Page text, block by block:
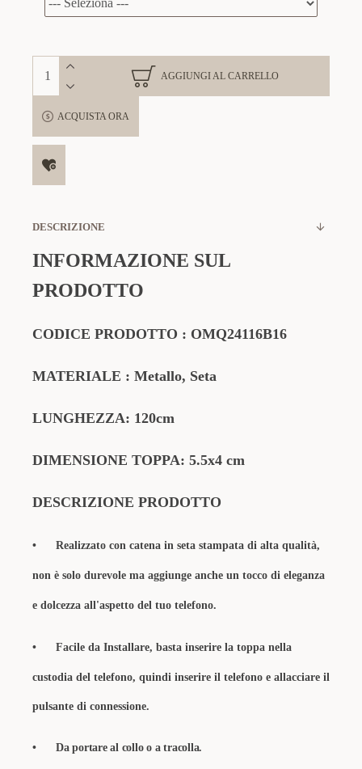
AGGIUNGI AL CARRELLO
ACQUISTA ORA
DESCRIZIONE
INFORMAZIONE SUL
PRODOTTO
CODICE PRODOTTO : OMQ24116B16
MATERIALE : Metallo, Seta
LUNGHEZZA: 120cm
DIMENSIONE TOPPA: 5.5x4 cm
DESCRIZIONE PRODOTTO
• Realizzato con catena in seta stampata di alta qualità,
non è solo durevole ma aggiunge anche un tocco di eleganza
e dolcezza all'aspetto del tuo telefono.
• Facile da Installare, basta inserire la toppa nella
custodia del telefono, quindi inserire il telefono e allacciare il
pulsante di connessione.
• Da portare al collo o a tracolla.